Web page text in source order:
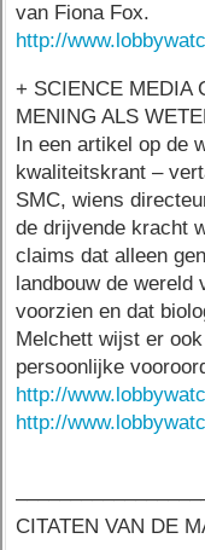
van Fiona Fox.
http://
+ SCIENCE MEDIA
MENING ALS
In een artikel op de
kwaliteitskrant –
SMC, wiens
de drijvende kracht
claims dat alleen
landbouw de wereld
voorzien en dat
Melchett wijst er
persoonlijke
http://
http://
CITATEN VAN DE